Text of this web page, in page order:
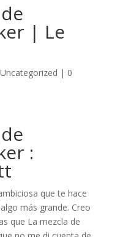
| Le
Uncategorized | 0
:
que te hace
más grande. Creo
que La mezcla de